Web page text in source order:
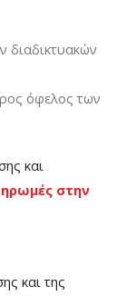
διαδικτυακών
όφελος των
και
στην
και της